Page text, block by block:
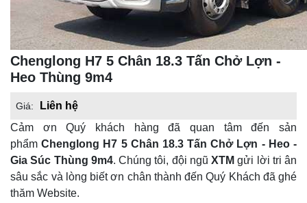
Chenglong H7 5 Chân 18.3 Tấn Chở Lợn -
Heo Thùng 9m4
Giá:
Liên hệ
Cảm ơn Quý khách hàng đã quan tâm đến sản
phẩmChenglong H7 5 Chân 18.3 Tấn Chở Lợn - Heo -
Gia Súc Thùng 9m4. Chúng tôi, đội ngũ XTM gửi lời tri ân
sâu sắc và lòng biết ơn chân thành đến Quý Khách đã ghé
thăm Website.